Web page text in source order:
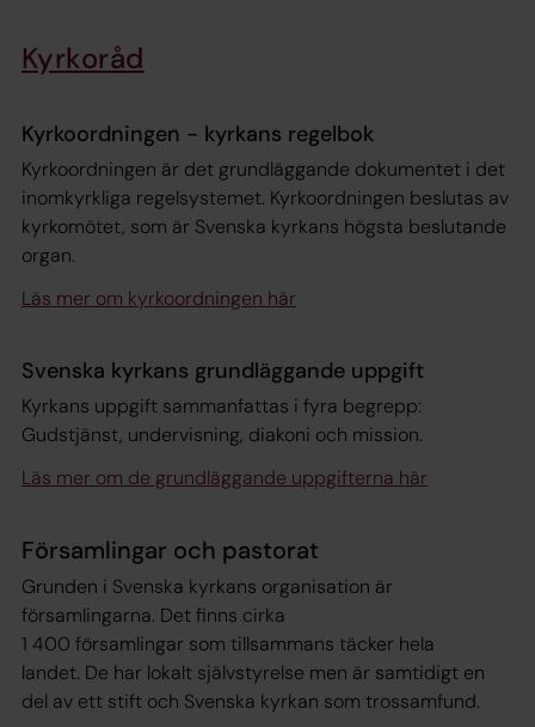
Kyrkoråd
Kyrkoordningen - kyrkans regelbok
Kyrkoordningen är det grundläggande dokumentet i det
inomkyrkliga regelsystemet. Kyrkoordningen beslutas av
kyrkomötet, som är Svenska kyrkans högsta beslutande
organ.
Läs mer om kyrkoordningen här
Svenska kyrkans grundläggande uppgift
Kyrkans uppgift sammanfattas i fyra begrepp:
Gudstjänst, undervisning, diakoni och mission.
Läs mer om de grundläggande uppgifterna här
Församlingar och pastorat
Grunden i Svenska kyrkans organisation är
församlingarna. Det finns cirka
1 400 församlingar som tillsammans täcker hela
landet. De har lokalt självstyrelse men är samtidigt en
del av ett stift och Svenska kyrkan som trossamfund.